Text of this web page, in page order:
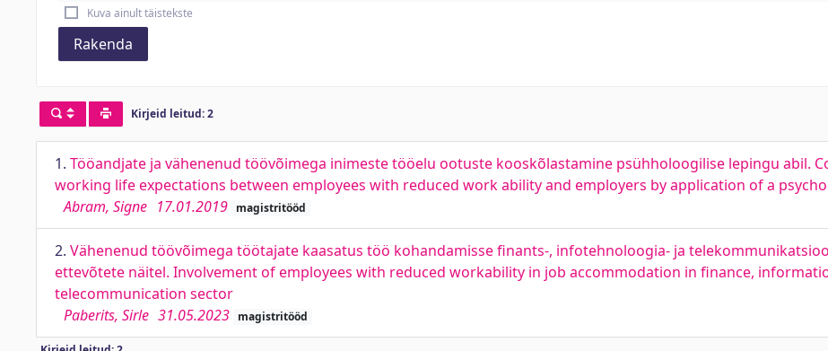
Kuva ainult täistekste
Rakenda
Kirjeid leitud: 2
1. Tööandjate ja vähenenud töövõimega inimeste tööelu ootuste kooskõlastamine psühholoogilise lepingu abil.
working life expectations between employees with reduced work ability and employers by application of a
Abram, Signe 17.01.2019 magistritööd
2. Vähenenud töövõimega töötajate kaasatus töö kohandamisse finants-, infotehnoloogia- ja
ettevõtete näitel. Involvement of employees with reduced workability in job accommodation in finance,
telecommunication sector
Paberits, Sirle 31.05.2023 magistritööd